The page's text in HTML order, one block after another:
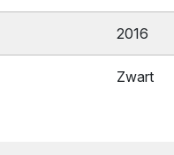
2016
Zwart